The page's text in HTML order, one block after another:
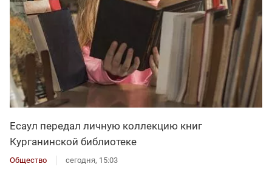
Есаул передал личную коллекцию книг
Курганинской библиотеке
Общество сегодня, 15:03